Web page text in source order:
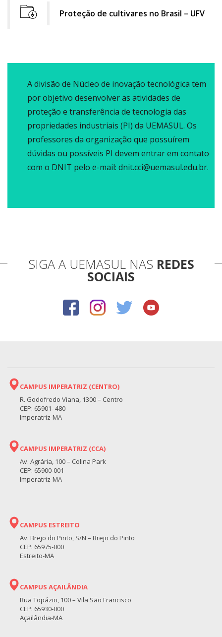
icon
icon
Proteção de cultivares no Brasil – UFV
A divisão de Núcleo de inovação tecnológica tem
por objetivo desenvolver as atividades de
proteção e transferência de tecnologia das
propriedades industriais (PI) da UEMASUL. Os
professores da organização que possuírem
dúvidas ou possíveis PI devem entrar em contato
com o DNIT pelo e-mail: dnit.cci@uemasul.edu.br.
SIGA A UEMASUL NAS REDES
SOCIAIS
CAMPUS IMPERATRIZ (CENTRO)
R. Godofredo Viana, 1300 – Centro
CEP: 65901- 480
Imperatriz-MA
CAMPUS IMPERATRIZ (CCA)
Av. Agrária, 100 – Colina Park
CEP: 65900-001
Imperatriz-MA
CAMPUS ESTREITO
Av. Brejo do Pinto, S/N – Brejo do Pinto
CEP: 65975-000
Estreito-MA
CAMPUS AÇAILÂNDIA
Rua Topázio, 100 – Vila São Francisco
CEP: 65930-000
Açailândia-MA